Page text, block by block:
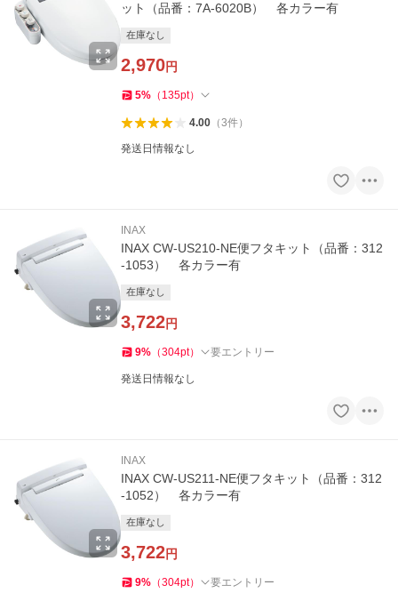
ット（品番：7A-6020B） 各カラー有
在庫なし
2,970円
5% （ 135pt）
4.00（3件）
発送日情報なし
INAX
INAX CW-US210-NE便フタキット（品番：312
-1053） 各カラー有
在庫なし
3,722円
9% （304pt） 要エントリー
発送日情報なし
INAX
INAX CW-US211-NE便フタキット（品番：312
-1052） 各カラー有
在庫なし
3,722円
9% （304pt） 要エントリー